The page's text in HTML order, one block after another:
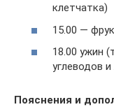
клетчатка)
15.00 —
18.00 ужин
углеводов
Пояснения и